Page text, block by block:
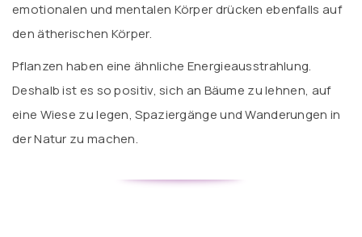
emotionalen und mentalen Körper drücken ebenfalls auf
den ätherischen Körper.
Pflanzen haben eine ähnliche Energieausstrahlung.
Deshalb ist es so positiv, sich an Bäume zu lehnen, auf
eine Wiese zu legen, Spaziergänge und Wanderungen in
der Natur zu machen.